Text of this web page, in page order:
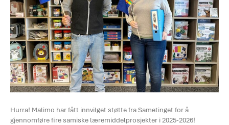
Hurra! Malimo har fått innvilget støtte fra Sametinget for å
gjennomføre fire samiske læremiddelprosjekter i 2025-2026!